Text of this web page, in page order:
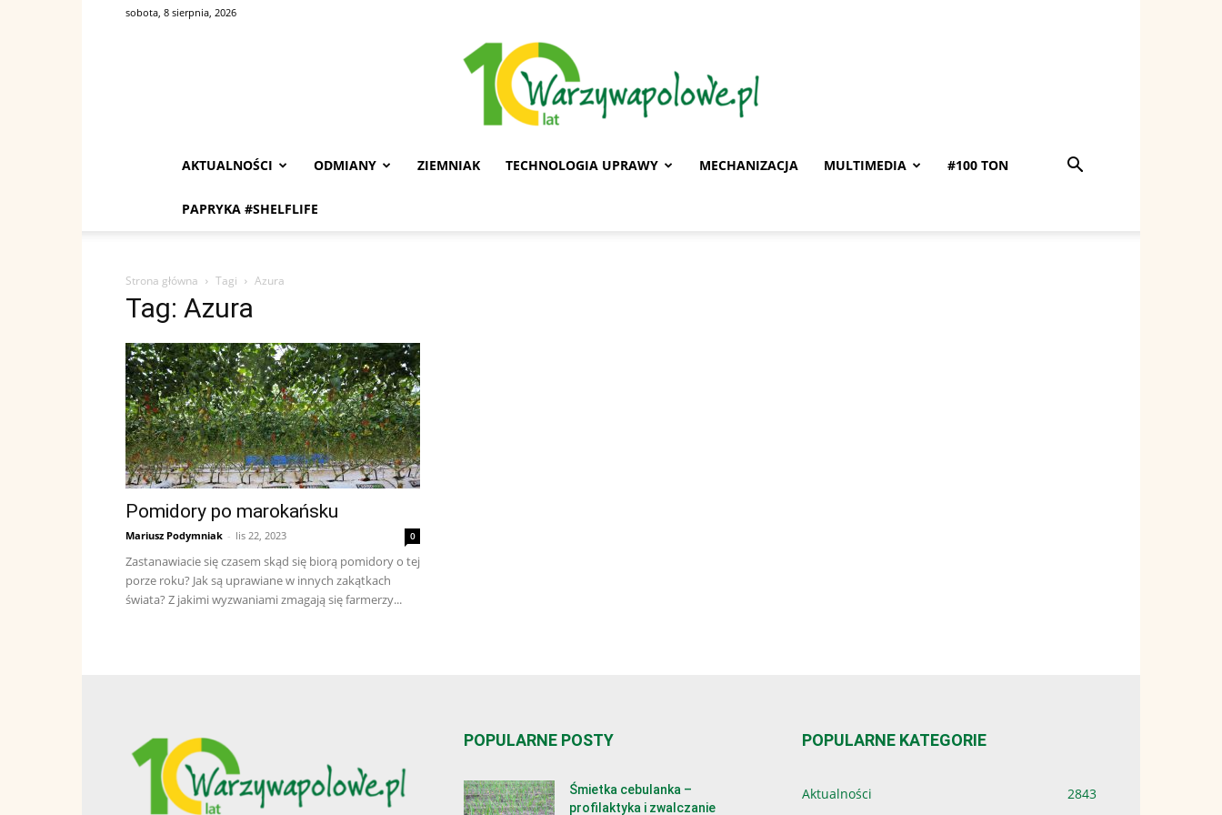
sobota, 8 sierpnia, 2026
AKTUALNOŚCI ODMIANY ZIEMNIAK TECHNOLOGIA UPRAWY MECHANIZACJA MULTIMEDIA #100 TON
PAPRYKA #SHELFLIFE
Strona główna Tagi Azura
Tag: Azura
Pomidory po marokańsku
Mariusz Podymniak - lis 22, 2023 0
Zastanawiacie się czasem skąd się biorą pomidory o tej
porze roku? Jak są uprawiane w innych zakątkach
świata? Z jakimi wyzwaniami zmagają się farmerzy...
POPULARNE POSTY
Śmietka cebulanka –
profilaktyka i zwalczanie
POPULARNE KATEGORIE
Aktualności
2843